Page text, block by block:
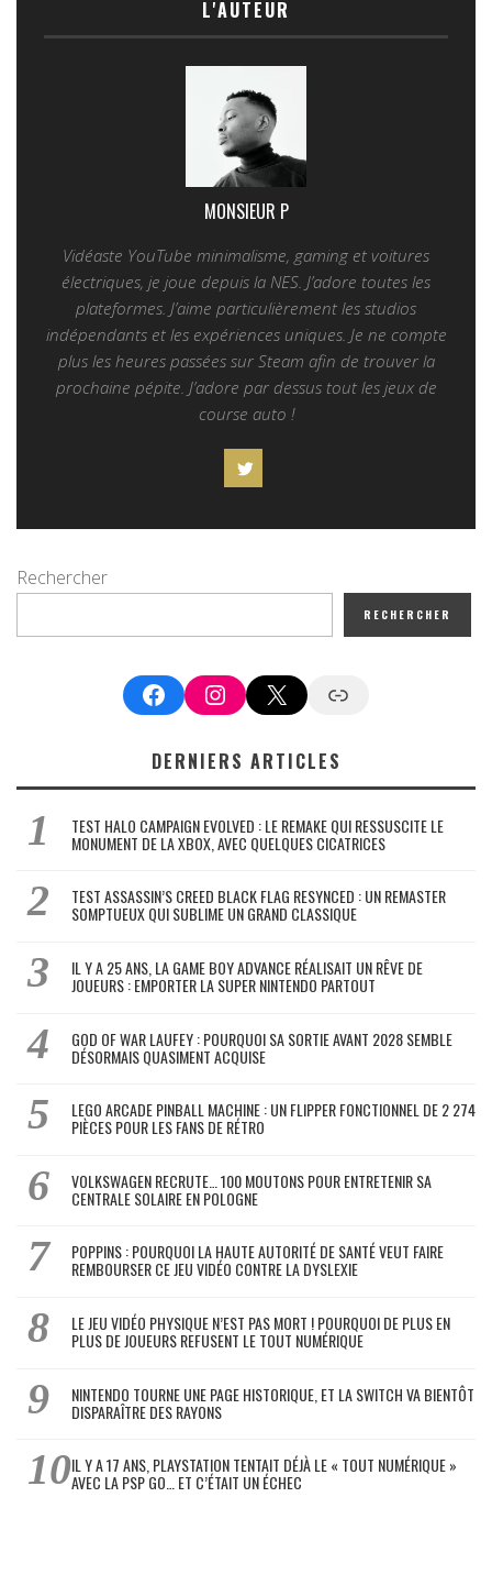
L'AUTEUR
MONSIEUR P
Vidéaste YouTube minimalisme, gaming et voitures
électriques, je joue depuis la NES. J’adore toutes les
plateformes. J’aime particulièrement les studios
indépendants et les expériences uniques. Je ne compte
plus les heures passées sur Steam afin de trouver la
prochaine pépite. J’adore par dessus tout les jeux de
course auto !
Rechercher
RECHERCHER
FacebookInstagram
X Google News
DERNIERS ARTICLES
TEST HALO CAMPAIGN EVOLVED : LE REMAKE QUI RESSUSCITE LE
MONUMENT DE LA XBOX, AVEC QUELQUES CICATRICES
TEST ASSASSIN’S CREED BLACK FLAG RESYNCED : UN REMASTER
SOMPTUEUX QUI SUBLIME UN GRAND CLASSIQUE
IL Y A 25 ANS, LA GAME BOY ADVANCE RÉALISAIT UN RÊVE DE
JOUEURS : EMPORTER LA SUPER NINTENDO PARTOUT
GOD OF WAR LAUFEY : POURQUOI SA SORTIE AVANT 2028 SEMBLE
DÉSORMAIS QUASIMENT ACQUISE
LEGO ARCADE PINBALL MACHINE : UN FLIPPER FONCTIONNEL DE 2 274
PIÈCES POUR LES FANS DE RÉTRO
VOLKSWAGEN RECRUTE… 100 MOUTONS POUR ENTRETENIR SA
CENTRALE SOLAIRE EN POLOGNE
POPPINS : POURQUOI LA HAUTE AUTORITÉ DE SANTÉ VEUT FAIRE
REMBOURSER CE JEU VIDÉO CONTRE LA DYSLEXIE
LE JEU VIDÉO PHYSIQUE N’EST PAS MORT ! POURQUOI DE PLUS EN
PLUS DE JOUEURS REFUSENT LE TOUT NUMÉRIQUE
NINTENDO TOURNE UNE PAGE HISTORIQUE, ET LA SWITCH VA BIENTÔT
DISPARAÎTRE DES RAYONS
IL Y A 17 ANS, PLAYSTATION TENTAIT DÉJÀ LE « TOUT NUMÉRIQUE »
AVEC LA PSP GO… ET C’ÉTAIT UN ÉCHEC